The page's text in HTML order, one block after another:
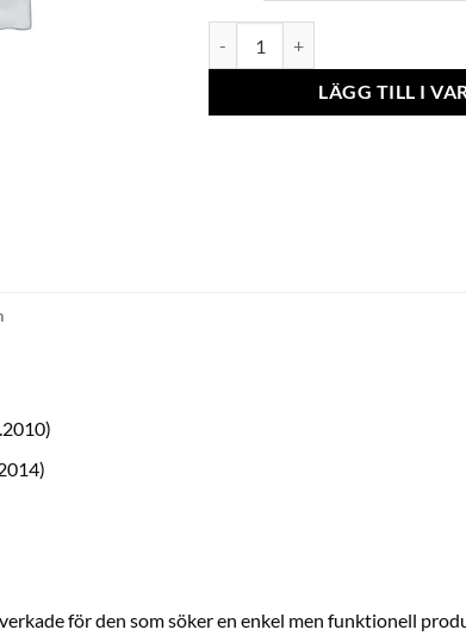
LÄGG TILL I
för den som söker en enkel men funktionell